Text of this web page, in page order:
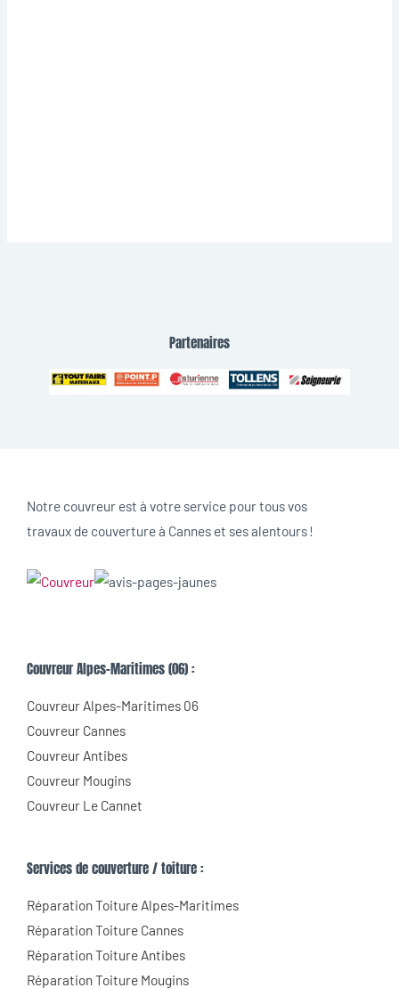
Partenaires
Notre couvreur est à votre service pour tous vos
travaux de couverture à Cannes et ses alentours !
Couvreur Alpes-Maritimes (06) :
Couvreur Alpes-Maritimes 06
Couvreur Cannes
Couvreur Antibes
Couvreur Mougins
Couvreur Le Cannet
Services de couverture / toiture :
Réparation Toiture Alpes-Maritimes
Réparation Toiture Cannes
Réparation Toiture Antibes
Réparation Toiture Mougins